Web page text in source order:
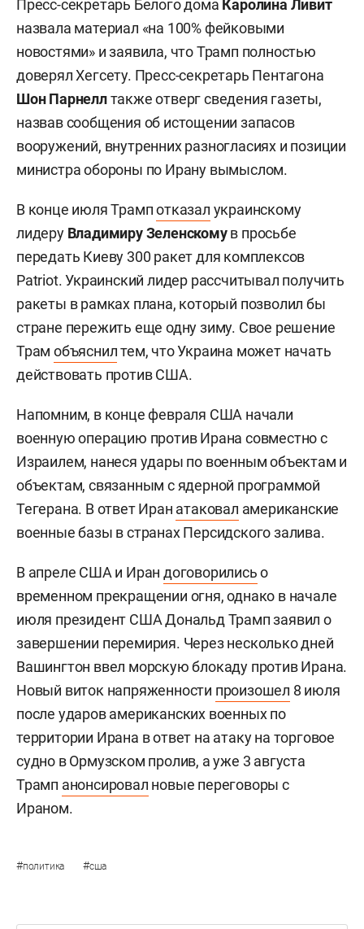
Пресс-секретарь Белого дома Каролина Ливит
назвала материал «на 100% фейковыми
новостями» и заявила, что Трамп полностью
доверял Хегсету. Пресс-секретарь Пентагона
Шон Парнеллтакже отверг сведения газеты,
назвав сообщения об истощении запасов
вооружений, внутренних разногласиях и позиции
министра обороны по Ирану вымыслом.
В конце июля Трампотказал украинскому
лидеру Владимиру Зеленскомув просьбе
передать Киеву 300 ракет для комплексов
Patriot. Украинский лидер рассчитывал получить
ракеты в рамках плана, который позволил бы
стране пережить еще одну зиму. Свое решение
Трам объяснилтем, что Украина может начать
действовать против США.
Напомним, в конце февраля США начали
военную операцию против Ирана совместно с
Израилем, нанеся удары по военным объектам и
объектам, связанным с ядерной программой
Тегерана. В ответ Иран атаковал американские
военные базы в странах Персидского залива.
В апреле США и Ирандоговорилисьо
временном прекращении огня, однако в начале
июля президент США Дональд Трамп заявил о
завершении перемирия. Через несколько дней
Вашингтон ввел морскую блокаду против Ирана.
Новый виток напряженности произошел 8 июля
после ударов американских военных по
территории Ирана в ответ на атаку на торговое
судно в Ормузском пролив, а уже 3 августа
Трамп анонсировал новые переговоры с
Ираном.
#политика #сша